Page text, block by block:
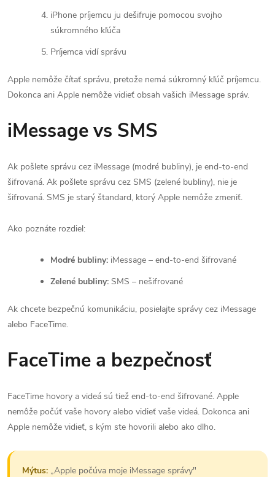
iPhone príjemcu ju dešifruje pomocou svojho
súkromného kľúča
Príjemca vidí správu
Apple nemôže čítať správu, pretože nemá súkromný kľúč príjemcu.
Dokonca ani Apple nemôže vidieť obsah vašich iMessage správ.
iMessage vs SMS
Ak pošlete správu cez iMessage (modré bubliny), je end-to-end
šifrovaná. Ak pošlete správu cez SMS (zelené bubliny), nie je
šifrovaná. SMS je starý štandard, ktorý Apple nemôže zmeniť.
Ako poznáte rozdiel:
Modré bubliny: iMessage – end-to-end šifrované
Zelené bubliny: SMS – nešifrované
Ak chcete bezpečnú komunikáciu, posielajte správy cez iMessage
alebo FaceTime.
FaceTime a bezpečnosť
FaceTime hovory a videá sú tiež end-to-end šifrované. Apple
nemôže počúť vaše hovory alebo vidieť vaše videá. Dokonca ani
Apple nemôže vidieť, s kým ste hovorili alebo ako dlho.
Mýtus: „Apple počúva moje iMessage správy"